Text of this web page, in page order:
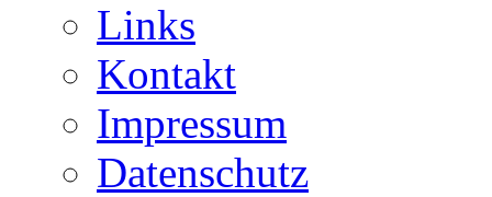
Links
Kontakt
Impressum
Datenschutz